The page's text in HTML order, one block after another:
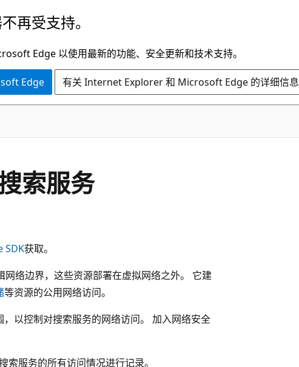
再受支持。
Edge 以使用最新的功能、安全更新和技术支持。
Edge 有关 Internet Explorer 和 Microsoft Edge 的详细信息
索服务
SDK获取。
络边界，这些资源部署在虚拟网络之外。 它建
等资源的公用网络访问。
以控制对搜索服务的网络访问。 加入网络安全
服务的所有访问情况进行记录。